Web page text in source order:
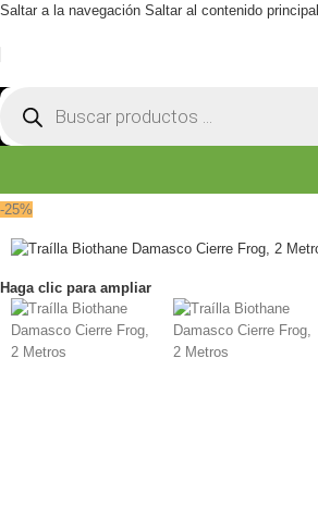
Saltar a la navegación Saltar al contenido principal
-25%
Haga clic para ampliar